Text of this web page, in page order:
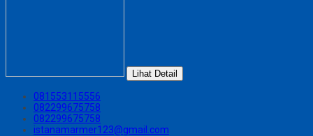
Lihat Detail
081553115556
082299675758
082299675758
istanamarmer123@gmail.com